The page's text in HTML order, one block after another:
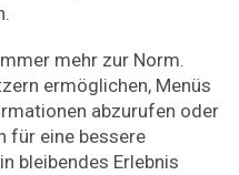
mehr zur Norm.
ermöglichen, Menüs
abzurufen oder
für eine bessere
bleibendes Erlebnis